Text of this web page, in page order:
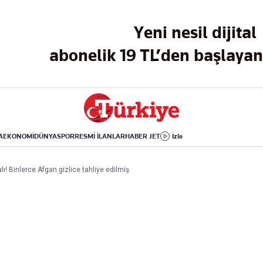
Yeni nesil dijital
abonelik 19 TL’den
EKONOMİDÜNYASPORRESMİ İLANLARHABER JET İzle
İsrail-Gazze
Yemek
Aktüel
Sinema
Kitap
Binlerce Afgan gizlice tahliye edilmiş